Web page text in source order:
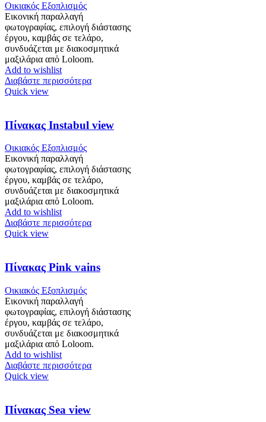
Οικιακός Εξοπλισμός
Εικονική παραλλαγή
φωτογραφίας, επιλογή διάστασης
έργου, καμβάς σε τελάρο,
συνδυάζεται με διακοσμητικά
μαξιλάρια απὀ Loloom.
Add to wishlist
Διαβάστε περισσότερα
Quick view
Πίνακας Instabul view
Οικιακός Εξοπλισμός
Εικονική παραλλαγή
φωτογραφίας, επιλογή διάστασης
έργου, καμβάς σε τελάρο,
συνδυάζεται με διακοσμητικά
μαξιλάρια απὀ Loloom.
Add to wishlist
Διαβάστε περισσότερα
Quick view
Πίνακας Pink vains
Οικιακός Εξοπλισμός
Εικονική παραλλαγή
φωτογραφίας, επιλογή διάστασης
έργου, καμβάς σε τελάρο,
συνδυάζεται με διακοσμητικά
μαξιλάρια απὀ Loloom.
Add to wishlist
Διαβάστε περισσότερα
Quick view
Πίνακας Sea view